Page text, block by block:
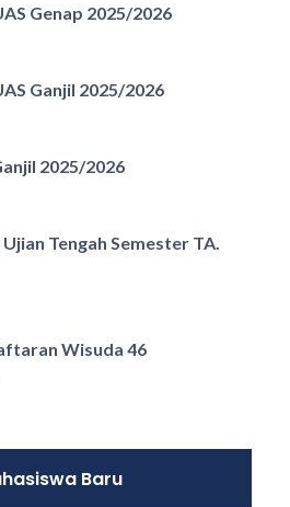
Genap 2025/2026
Ganjil 2025/2026
2025/2026
Tengah Semester TA.
Wisuda 46
Baru